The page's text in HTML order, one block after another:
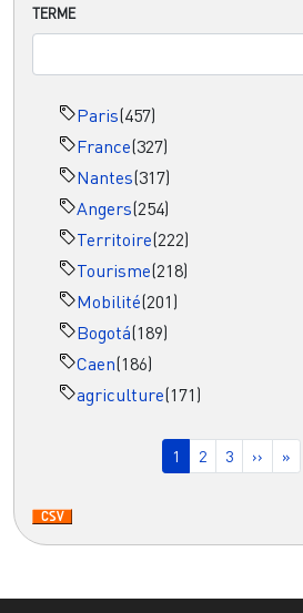
TERME
Paris(457)
France(327)
Nantes(317)
Angers(254)
Territoire(222)
Tourisme(218)
Mobilité(201)
Bogotá(189)
Caen(186)
agriculture(171)
Page courante
1 Page
2 Page
3 Page
›› »